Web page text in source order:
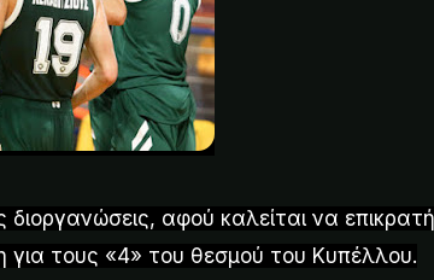
αφού καλείται να
τους «4» του θεσμού του Κυπέλλου.